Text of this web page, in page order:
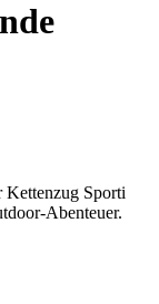
Kettenzug Sporti
Abenteuer.